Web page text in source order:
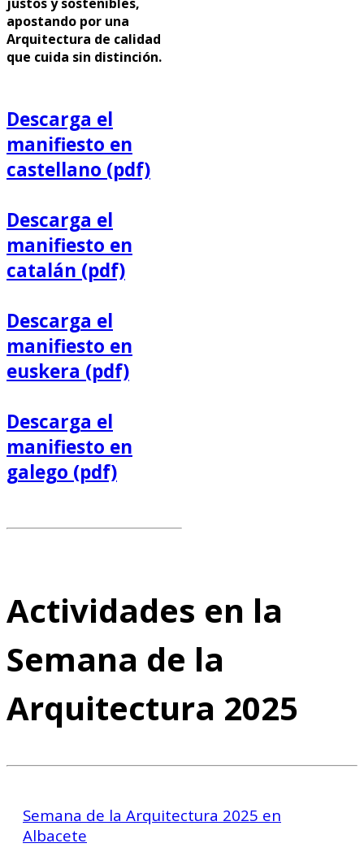
apostando por una
Arquitectura de calidad
que cuida sin distinción.
Descarga el
manifiesto en
castellano (pdf)
Descarga el
manifiesto en
catalán (pdf)
Descarga el
manifiesto en
euskera (pdf)
Descarga el
manifiesto en
galego (pdf)
Actividades en la
Semana de la
Arquitectura 2025
Semana de la Arquitectura 2025 en
Albacete